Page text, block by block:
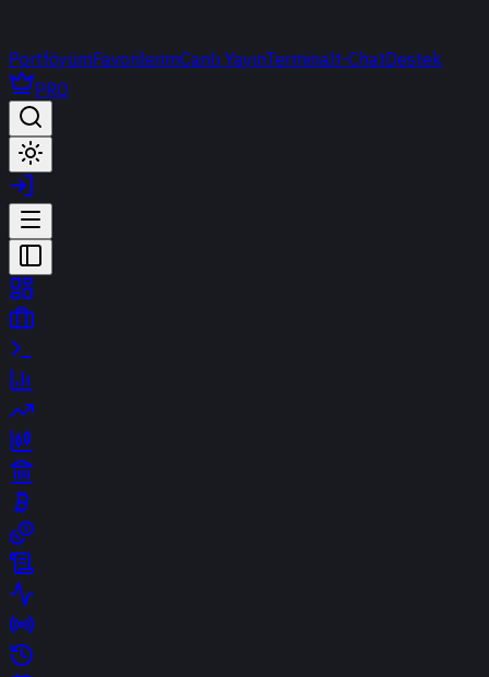
PortföyümFavorilerimCanlı YayınTerminalt-ChatDestek
PRO